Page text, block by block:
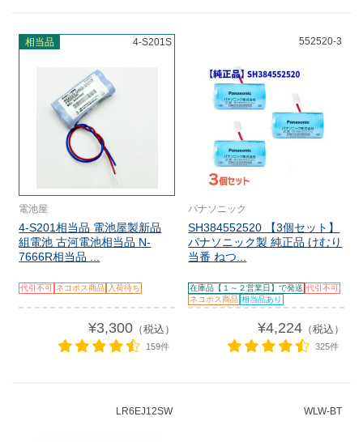
相当品 4-S201S
電池屋
4-S201相当品 電池屋製新品
組電池 古河電池相当品 N-
7666R相当品 ...
代引不可 ネコポス商品 入荷待ち
¥3,300（税込）
159件
552520-3
パナソニック
SH384552520 【3個セット】
パナソニック製 純正品 けむり
当番 ねつ...
在庫品【１～２営業日】で発送 代引不可
ネコポス商品 相当品あり
¥4,224（税込）
325件
LR6EJ12SW WLW-BT